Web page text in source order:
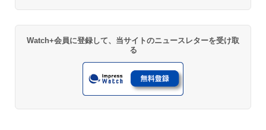
Watch+会員に登録して、当サイトのニュースレターを受け取
る